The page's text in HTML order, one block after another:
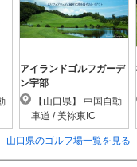
アイランドゴルフガーデ
ン宇部
車道 / 美祢東IC
山口県のゴルフ場一覧を見る